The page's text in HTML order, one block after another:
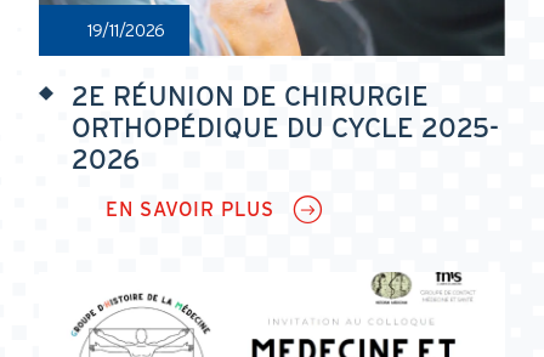
19/11/2026
2E RÉUNION DE CHIRURGIE
ORTHOPÉDIQUE DU CYCLE 2025-
2026
EN SAVOIR PLUS
SUR
CHIRURGIE
ORTHOPÉDIQUE
DU